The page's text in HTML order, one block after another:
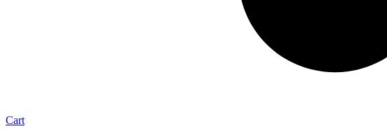
Cart